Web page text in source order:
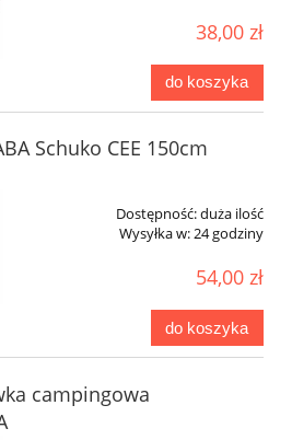
38,00 zł
do koszyka
Schuko CEE 150cm
Dostępność:duża ilość
Wysyłka w:24 godziny
54,00 zł
do koszyka
campingowa